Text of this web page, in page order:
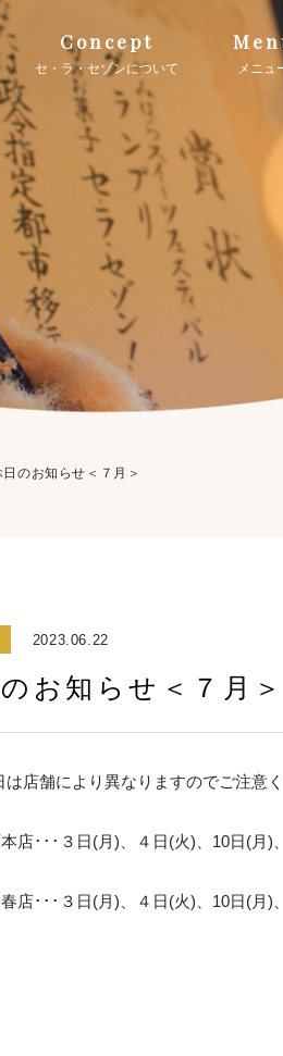
Concept
セ・ラ・セゾンについて メニュ
日のお知らせ＜７月＞
2023.06.22
お知らせ＜７月＞
は店舗により異なりますのでご注意く
店･･･３日(月)、４日(火)、10日(月)
店･･･３日(月)、４日(火)、10日(月